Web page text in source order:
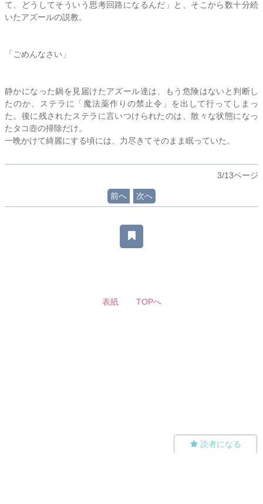
て、どうしてそういう思考回路になるんだ」と、そこから数十分続
いたアズールの説教。
「ごめんなさい」
静かになった鍋を見届けたアズール達は、もう危険はないと判断し
たのか、
ステラ に「魔法薬作りの禁止令」を出して行ってしまっ
た。後に残された ステラ に言いつけられたのは、散々な状態になっ
たタコ壺の掃除だけ。
一晩かけて綺麗にする頃には、力尽きてそのまま眠っていた。
3/13ページ
前へ 次へ
表紙 TOPへ
読者になる